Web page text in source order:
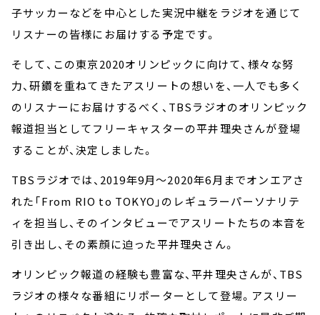
子サッカーなどを中心とした実況中継をラジオを通じて
リスナーの皆様にお届けする予定です。
そして、この東京2020オリンピックに向けて、様々な努
力、研鑽を重ねてきたアスリートの想いを、一人でも多く
のリスナーにお届けするべく、TBSラジオのオリンピック
報道担当としてフリーキャスターの平井理央さんが登場
することが、決定しました。
TBSラジオでは、2019年9月～2020年6月までオンエアさ
れた「From RIO to TOKYO」のレギュラーパーソナリテ
ィを担当し、そのインタビューでアスリートたちの本音を
引き出し、その素顔に迫った平井理央さん。
オリンピック報道の経験も豊富な、平井理央さんが、TBS
ラジオの様々な番組にリポーターとして登場。アスリー